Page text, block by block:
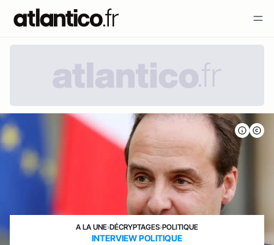
A LA UNE›DÉCRYPTAGES›POLITIQUE
INTERVIEW POLITIQUE